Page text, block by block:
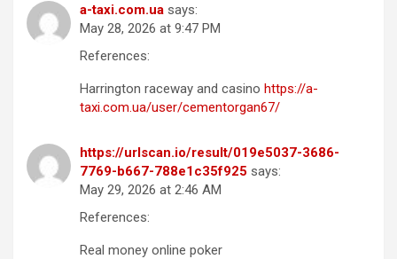
a-taxi.com.ua says:
May 28, 2026 at 9:47 PM
References:
Harrington raceway and casino https://a-
taxi.com.ua/user/cementorgan67/
https://urlscan.io/result/019e5037-3686-
7769-b667-788e1c35f925 says:
May 29, 2026 at 2:46 AM
References:
Real money online poker